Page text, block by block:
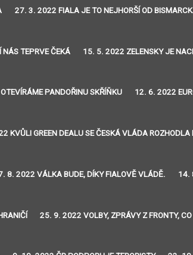
27. 3. 2022 FIALA JE TO NEJHORŠÍ OD
TEPRVE ČEKÁ 15. 5. 2022 ZELENSKY JE
PANDOŘINU SKŘÍŇKU 12. 6. 2022
KVŮLI GREEN DEALU SE ČESKÁ VLÁDA ROZHODLA
8. 2022 VÁLKA BUDE, DÍKY FIALOVĚ VLÁDĚ. 14.
25. 9. 2022 VOLBY, ZPRÁVY Z FRONTY,